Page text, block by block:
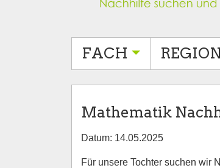
FACH
Mathematik
Datum: 14.05.2025
Für unsere Tochter suchen wir